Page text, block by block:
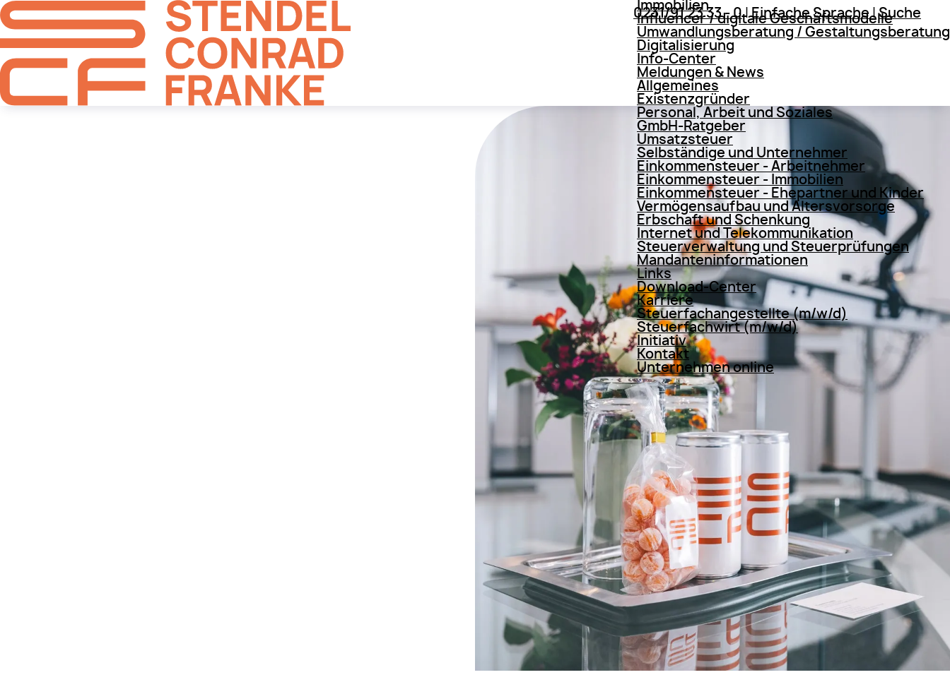
0231/91 23 33 - 0|Einfache Sprache|Suche
Immobilien
Influencer / digitale Geschäftsmodelle
Umwandlungsberatung / Gestaltungsberatung
Digitalisierung
Info-Center
Meldungen & News
Allgemeines
Existenzgründer
Personal, Arbeit und Soziales
GmbH-Ratgeber
Umsatzsteuer
Selbständige und Unternehmer
Einkommensteuer - Arbeitnehmer
Einkommensteuer - Immobilien
Einkommensteuer - Ehepartner und Kinder
Vermögensaufbau und Altersvorsorge
Erbschaft und Schenkung
Internet und Telekommunikation
Steuerverwaltung und Steuerprüfungen
Mandanteninformationen
Links
Download-Center
Karriere
Steuerfachangestellte (m/w/d)
Steuerfachwirt (m/w/d)
Initiativ
Kontakt
Unternehmen online